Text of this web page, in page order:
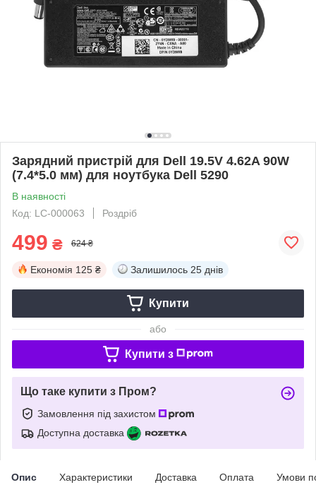
Зарядний пристрій для Dell 19.5V 4.62A 90W
(7.4*5.0 мм) для ноутбука Dell 5290
В наявності
Код: LC-000063
Роздріб
499 ₴ 624 ₴
Економія 125 ₴ Залишилось 25 днів
Купити
або
Купити з
Що таке купити з Пром?
Замовлення під захистом
Доступна доставка
Опис Характеристики Доставка Оплата Умови